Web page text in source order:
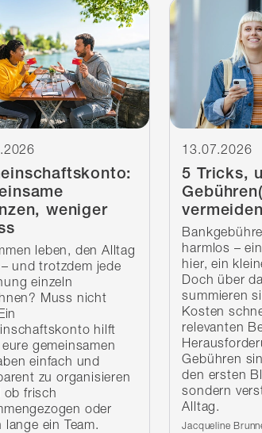
weniger
leben, den Alltag
und trotzdem jede
einzeln
Muss nicht
hilft
gemeinsamen
einfach und
zu organisieren
ob frisch
oder
lange ein Team.
5 Tricks,
vermeiden
13.07.2026
harmlos –
hier, ein
Doch über
summieren
Kosten
relevanten
Gebühren
den ersten
sondern
Alltag.
Verfasst von:
Jacqueline
Weiterlesen